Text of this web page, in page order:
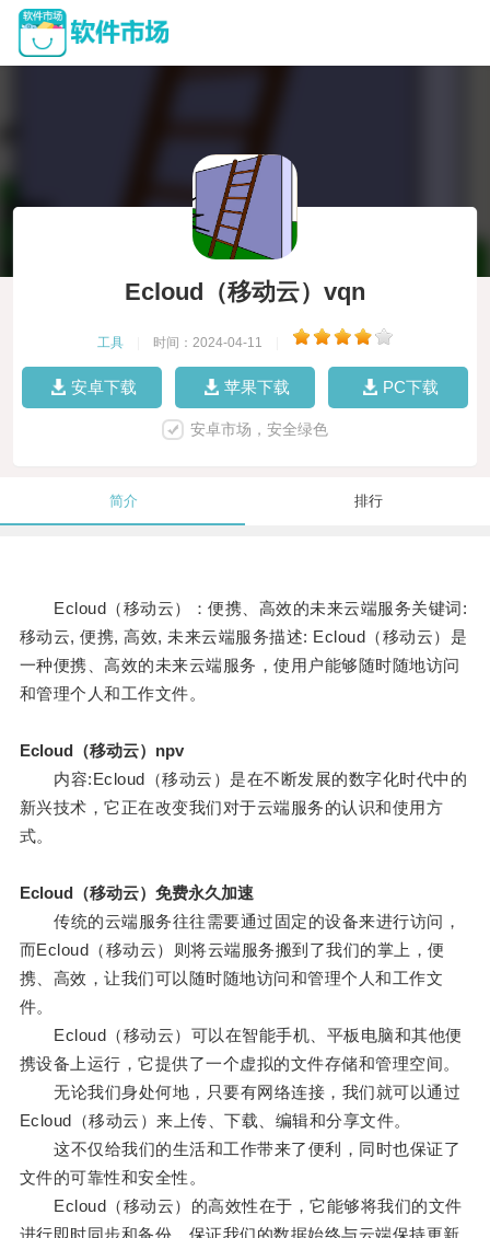
Ecloud（移动云）vqn
工具 时间：2024-04-11
安卓下载 苹果下载 PC下载
安卓市场，安全绿色
简介 排行
Ecloud（移动云）：便携、高效的未来云端服务关键词:
移动云, 便携, 高效, 未来云端服务描述: Ecloud（移动云）是
一种便携、高效的未来云端服务，使用户能够随时随地访问
和管理个人和工作文件。
Ecloud（移动云）npv
内容:Ecloud（移动云）是在不断发展的数字化时代中的
新兴技术，它正在改变我们对于云端服务的认识和使用方
式。
Ecloud（移动云）免费永久加速
传统的云端服务往往需要通过固定的设备来进行访问，
而Ecloud（移动云）则将云端服务搬到了我们的掌上，便
携、高效，让我们可以随时随地访问和管理个人和工作文
件。
Ecloud（移动云）可以在智能手机、平板电脑和其他便
携设备上运行，它提供了一个虚拟的文件存储和管理空间。
无论我们身处何地，只要有网络连接，我们就可以通过
Ecloud（移动云）来上传、下载、编辑和分享文件。
这不仅给我们的生活和工作带来了便利，同时也保证了
文件的可靠性和安全性。
Ecloud（移动云）的高效性在于，它能够将我们的文件